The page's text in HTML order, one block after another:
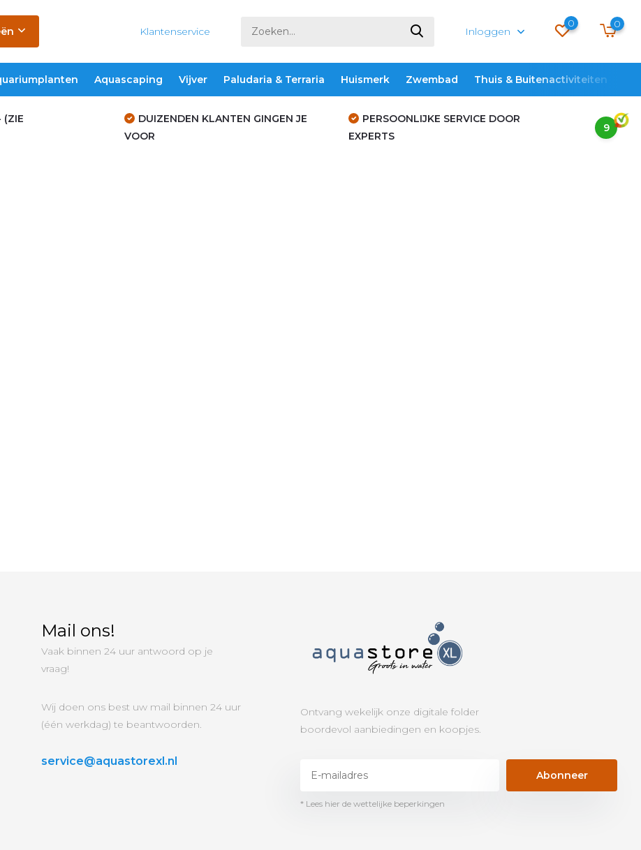
Klantenservice Inloggen
0 0
Aquascaping Vijver Paludaria & Terraria Huismerk Zwembad Thuis & Buitenactiviteiten
(ZIE
DUIZENDEN KLANTEN GINGEN JE
VOOR
PERSOONLIJKE SERVICE DOOR
EXPERTS
9
Mail ons!
Vaak binnen 24 uur antwoord op je
vraag!
Wij doen ons best uw mail binnen 24 uur
(één werkdag) te beantwoorden.
service@aquastorexl.nl
Ontvang wekelijk onze digitale folder
boordevol aanbiedingen en koopjes.
Abonneer
* Lees hier de wettelijke beperkingen